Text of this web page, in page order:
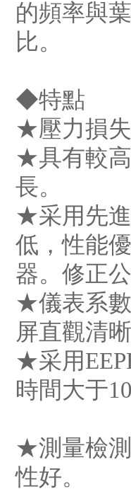
的頻率與
比。
◆特點
★壓力損
★具有較
長。
★采用先
低，性能
器。修正
★儀表系
屏直觀清
★采用
時間大于
★測量檢
性好。